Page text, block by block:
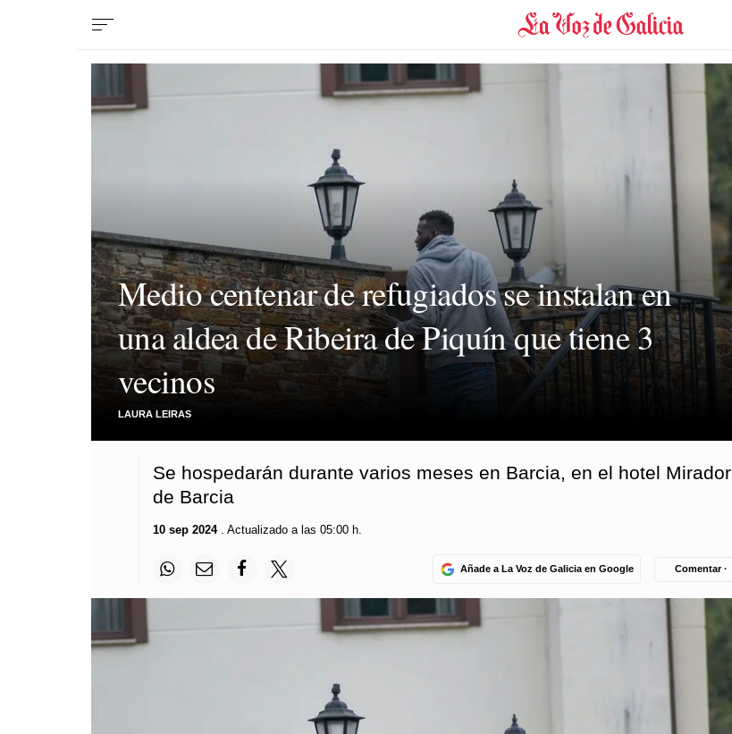
Medio centenar de refugiados se instalan en
una aldea de Ribeira de Piquín que tiene 3
vecinos
LAURA LEIRAS
Se hospedarán durante varios meses en Barcia, en el hotel Mirador
de Barcia
10 sep 2024. Actualizado a las 05:00 h.
Añade a La Voz de Galicia en Google Comentar ·